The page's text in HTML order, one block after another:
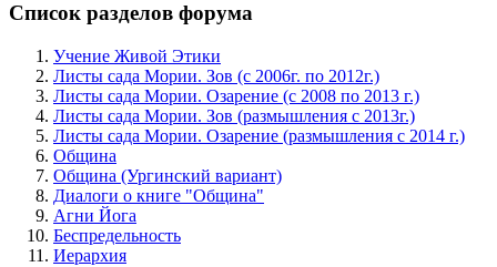
Список разделов форума
Учение Живой Этики
Листы сада Мории. Зов (с 2006г. по 2012г.)
Листы сада Мории. Озарение (с 2008 по 2013 г.)
Листы сада Мории. Зов (размышления с 2013г.)
Листы сада Мории. Озарение (размышления с 2014 г.)
Община
Община (Ургинский вариант)
Диалоги о книге "Община"
Агни Йога
Беспредельность
Иерархия